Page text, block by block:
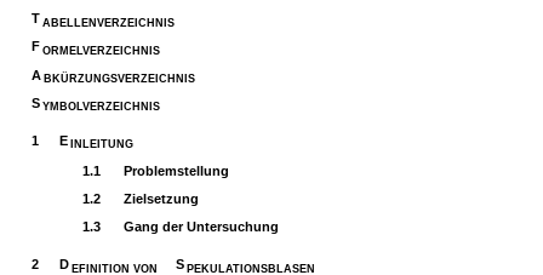
T ABELLENVERZEICHNIS
F ORMELVERZEICHNIS
A BKÜRZUNGSVERZEICHNIS
S YMBOLVERZEICHNIS
1 E INLEITUNG
1.1
Problemstellung
1.2
Zielsetzung
1.3
Gang der Untersuchung
2 D EFINITION VON S PEKULATIONSBLASEN